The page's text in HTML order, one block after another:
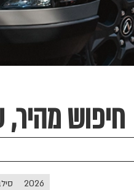
חיפוש
2026